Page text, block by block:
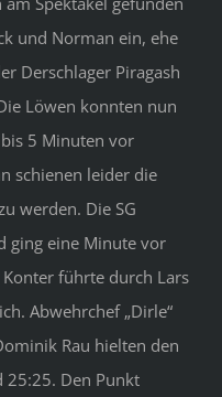
und Norman ein, ehe
Derschlager Piragash
Löwen konnten nun
5 Minuten vor
schienen leider die
werden. Die SG
ging eine Minute vor
führte durch Lars
Abwehrchef „Dirle“
Rau hielten den
25:25. Den Punkt